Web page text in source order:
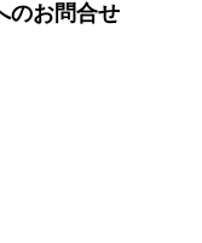
のお問合せ